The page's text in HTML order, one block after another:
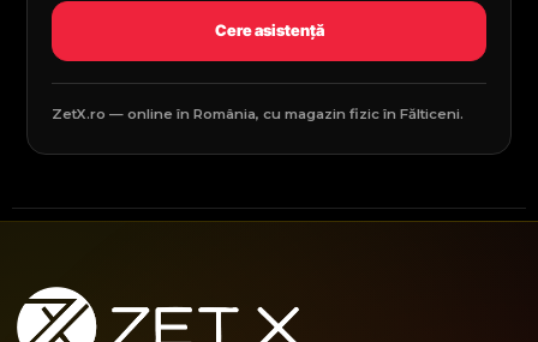
Cere asistență
ZetX.ro — online în România, cu magazin fizic în Fălticeni.